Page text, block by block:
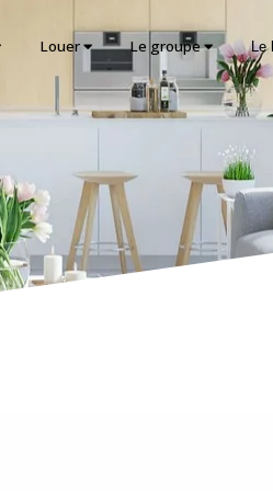
Louer Le groupe Le